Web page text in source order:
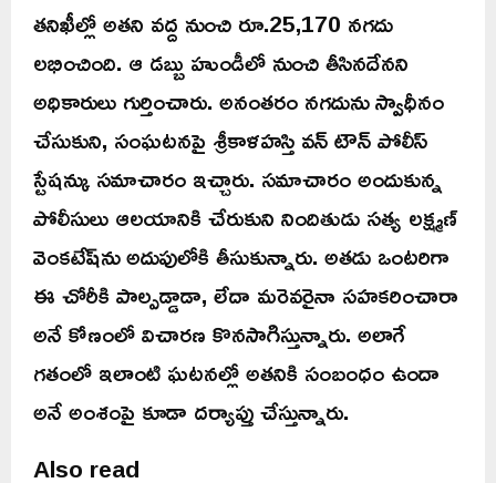
తనిఖీల్లో అతని వద్ద నుంచి రూ.25,170 నగదు
లభించింది. ఆ డబ్బు హుండీలో నుంచి తీసినదేనని
అధికారులు గుర్తించారు. అనంతరం నగదును స్వాధీనం
చేసుకుని, సంఘటనపై శ్రీకాళహస్తి వన్ టౌన్ పోలీస్
స్టేషన్కు సమాచారం ఇచ్చారు. సమాచారం అందుకున్న
పోలీసులు ఆలయానికి చేరుకుని నిందితుడు సత్య లక్ష్మణ్
వెంకటేష్‌ను అదుపులోకి తీసుకున్నారు. అతడు ఒంటరిగా
ఈ చోరీకి పాల్పడ్డాడా, లేదా మరెవరైనా సహకరించారా
అనే కోణంలో విచారణ కొనసాగిస్తున్నారు. అలాగే
గతంలో ఇలాంటి ఘటనల్లో అతనికి సంబంధం ఉందా
అనే అంశంపై కూడా దర్యాప్తు చేస్తున్నారు.
Also read